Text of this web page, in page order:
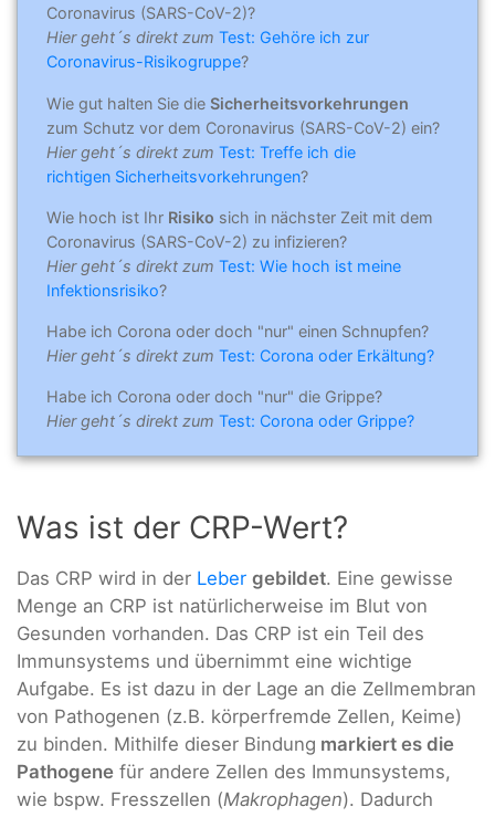
Coronavirus (SARS-CoV-2)?
Hier geht´s direkt zum Test: Gehöre ich zur
Coronavirus-Risikogruppe?
Wie gut halten Sie die Sicherheitsvorkehrungen
zum Schutz vor dem Coronavirus (SARS-CoV-2) ein?
Hier geht´s direkt zum Test: Treffe ich die
richtigen Sicherheitsvorkehrungen?
Wie hoch ist Ihr Risiko sich in nächster Zeit mit dem
Coronavirus (SARS-CoV-2) zu infizieren?
Hier geht´s direkt zum Test: Wie hoch ist meine
Infektionsrisiko?
Habe ich Corona oder doch "nur" einen Schnupfen?
Hier geht´s direkt zum Test: Corona oder Erkältung?
Habe ich Corona oder doch "nur" die Grippe?
Hier geht´s direkt zum Test: Corona oder Grippe?
Was ist der CRP-Wert?
Das CRP wird in der Leber gebildet. Eine gewisse
Menge an CRP ist natürlicherweise im Blut von
Gesunden vorhanden. Das CRP ist ein Teil des
Immunsystems und übernimmt eine wichtige
Aufgabe. Es ist dazu in der Lage an die Zellmembran
von Pathogenen (z.B. körperfremde Zellen, Keime)
zu binden. Mithilfe dieser Bindung markiert es die
Pathogene für andere Zellen des Immunsystems,
wie bspw. Fresszellen (Makrophagen). Dadurch